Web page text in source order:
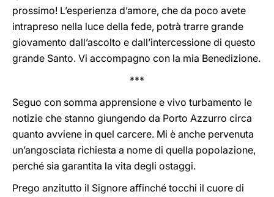
prossimo! L’esperienza d’amore, che da poco avete
intrapreso nella luce della fede, potrà trarre grande
giovamento dall’ascolto e dall’intercessione di questo
grande Santo. Vi accompagno con la mia Benedizione.
***
Seguo con somma apprensione e vivo turbamento le
notizie che stanno giungendo da Porto Azzurro circa
quanto avviene in quel carcere. Mi è anche pervenuta
un’angosciata richiesta a nome di quella popolazione,
perché sia garantita la vita degli ostaggi.
Prego anzitutto il Signore affinché tocchi il cuore di